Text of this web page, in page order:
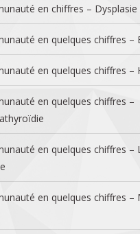
en chiffres – Dysplasie
en quelques chiffres –
en quelques chiffres –
en quelques chiffres –
en quelques chiffres –
en quelques chiffres –